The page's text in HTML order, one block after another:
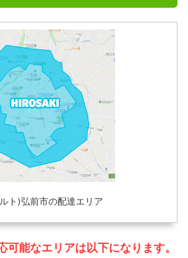
ト)弘前市の配達エリア
能なエリアは以下になります。